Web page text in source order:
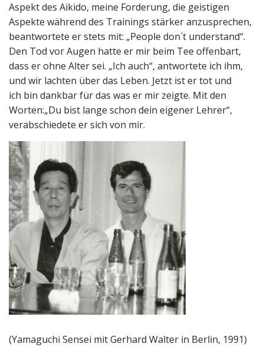
Aspekt des Aikido, meine Forderung, die geistigen
Aspekte während des Trainings stärker anzusprechen,
beantwortete er stets mit: „People don´t understand“.
Den Tod vor Augen hatte er mir beim Tee offenbart,
dass er ohne Alter sei. „Ich auch“, antwortete ich ihm,
und wir lachten über das Leben. Jetzt ist er tot und
ich bin dankbar für das was er mir zeigte. Mit den
Worten:„Du bist lange schon dein eigener Lehrer“,
verabschiedete er sich von mir.
(Yamaguchi Sensei mit Gerhard Walter in Berlin, 1991)